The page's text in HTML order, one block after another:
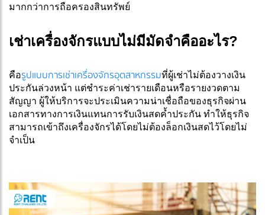
มากกว่าการถือครองสินทรัพย์
เช่าเครื่องจักรแบบไม่มีมัดจำคืออะไร?
คือรูปแบบการเช่าเครื่องจักรอุตสาหกรรมที่ผู้เช่าไม่ต้องวางเงิน
ประกันล่วงหน้า แต่ชำระค่าเช่ารายเดือนหรือรายงวดตาม
สัญญา ผู้ให้บริการจะประเมินความน่าเชื่อถือของธุรกิจผ่าน
เอกสารทางการเงินแทนการรับเงินสดค้ำประกัน ทำให้ธุรกิจ
สามารถเข้าถึงเครื่องจักรได้โดยไม่ต้องล็อกเงินสดไว้โดยไม่
จำเป็น